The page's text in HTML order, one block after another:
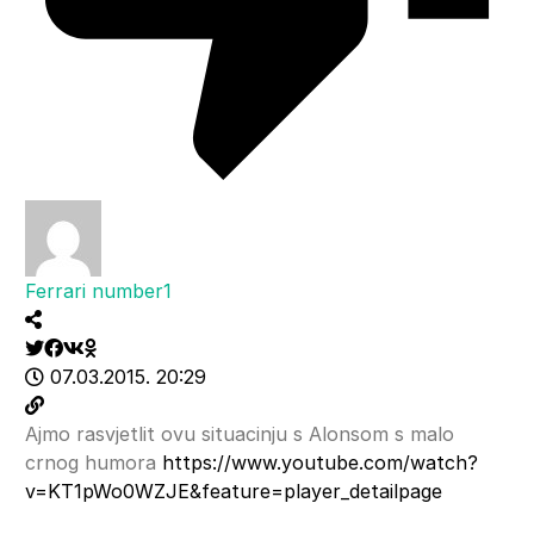
Ferrari number1
07.03.2015. 20:29
Ajmo rasvjetlit ovu situacinju s Alonsom s malo
crnog humora https://www.youtube.com/watch?
v=KT1pWo0WZJE&feature=player_detailpage